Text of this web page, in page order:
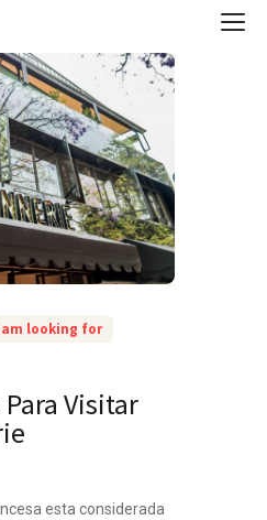
am looking for
Para Visitar
esta considerada